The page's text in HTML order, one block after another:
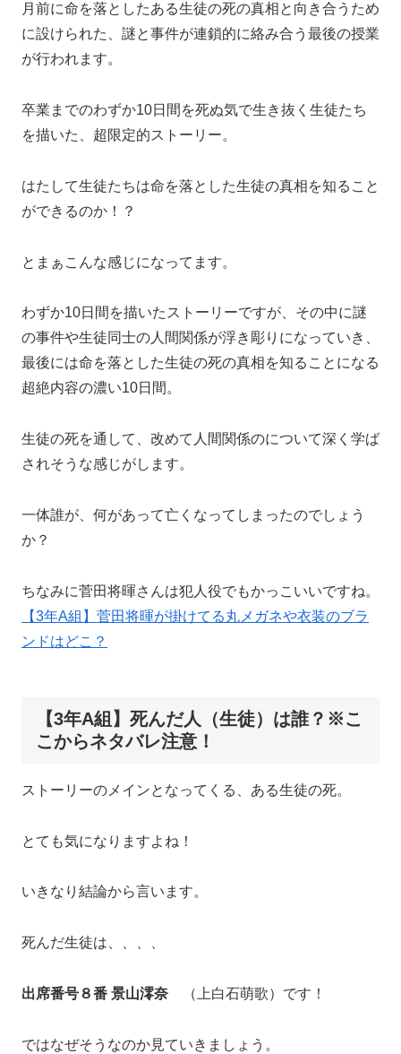
月前に命を落としたある生徒の死の真相と向き合うため
に設けられた、謎と事件が連鎖的に絡み合う最後の授業
が行われます。
卒業までのわずか10日間を死ぬ気で生き抜く生徒たち
を描いた、超限定的ストーリー。
はたして生徒たちは命を落とした生徒の真相を知ること
ができるのか！？
とまぁこんな感じになってます。
わずか10日間を描いたストーリーですが、その中に謎
の事件や生徒同士の人間関係が浮き彫りになっていき、
最後には命を落とした生徒の死の真相を知ることになる
超絶内容の濃い10日間。
生徒の死を通して、改めて人間関係のについて深く学ば
されそうな感じがします。
一体誰が、何があって亡くなってしまったのでしょう
か？
ちなみに菅田将暉さんは犯人役でもかっこいいですね。
【3年A組】菅田将暉が掛けてる丸メガネや衣装のブラ
ンドはどこ？
【3年A組】死んだ人（生徒）は誰？※こ
こからネタバレ注意！
ストーリーのメインとなってくる、ある生徒の死。
とても気になりますよね！
いきなり結論から言います。
死んだ生徒は、、、、
出席番号８番 景山澪奈 （上白石萌歌）です！
ではなぜそうなのか見ていきましょう。